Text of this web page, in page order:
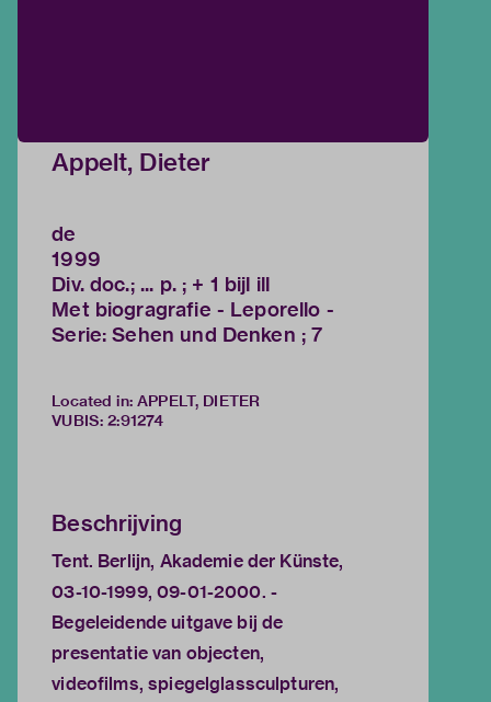
Appelt, Dieter
de
1999
Div. doc.; ... p. ; + 1 bijl ill
Met biogragrafie - Leporello -
Serie: Sehen und Denken ; 7
Located in: APPELT, DIETER
VUBIS: 2:91274
Beschrijving
Tent. Berlijn, Akademie der Künste,
03-10-1999, 09-01-2000. -
Begeleidende uitgave bij de
presentatie van objecten,
videofilms, spiegelglassculpturen,